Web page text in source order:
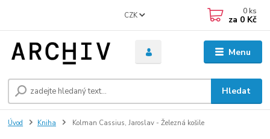
Menu
CZK
Hledat
0 ks
za 0 Kč
Úvod Kniha Kolman Cassius, Jaroslav - Železná košile